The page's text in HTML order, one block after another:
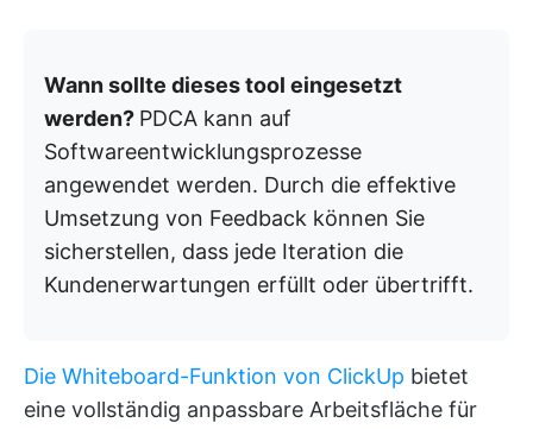
Wann sollte dieses tool eingesetzt
werden? PDCA kann auf
Softwareentwicklungsprozesse
angewendet werden. Durch die effektive
Umsetzung von Feedback können Sie
sicherstellen, dass jede Iteration die
Kundenerwartungen erfüllt oder übertrifft.
Die Whiteboard-Funktion von ClickUp bietet
eine vollständig anpassbare Arbeitsfläche für